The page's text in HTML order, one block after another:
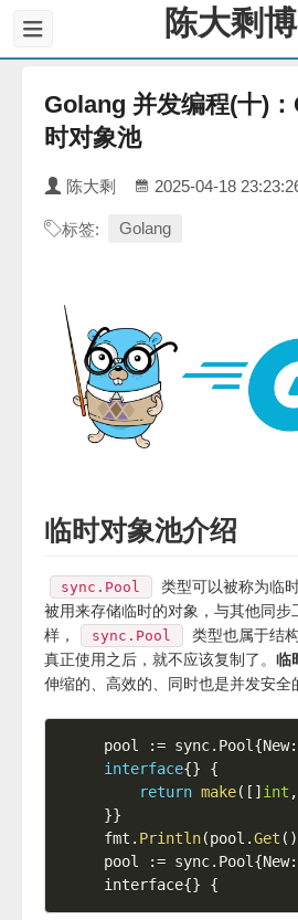
陈大剩
Golang 并发编程(十)
时对象池
陈大剩 2025-04-18
标签: Golang
临时对象池介绍
sync.Pool
类型可以被称为临
被用来存储临时的对象，与其他同步
样，
sync.Pool
类型也属于结
真正使用之后，就不应该复制了。 临
伸缩的、高效的、同时也是并发安全
pool := sync. Pool {New:
interface{}
{
return make( [ ] int ,
}}
fmt . Println(pool .Get ( )
pool :=
interface{} {